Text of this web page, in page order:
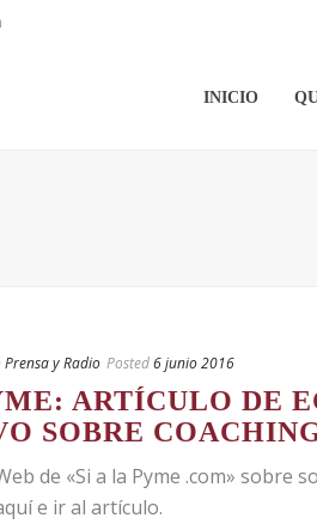
INICIO
Prensa y Radio Posted6 junio 2016
ARTÍCULO DE
SOBRE
de «Si a la Pyme .com» sobre
e ir al artículo.